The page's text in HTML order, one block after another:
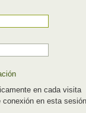
en cada visita
en esta sesión